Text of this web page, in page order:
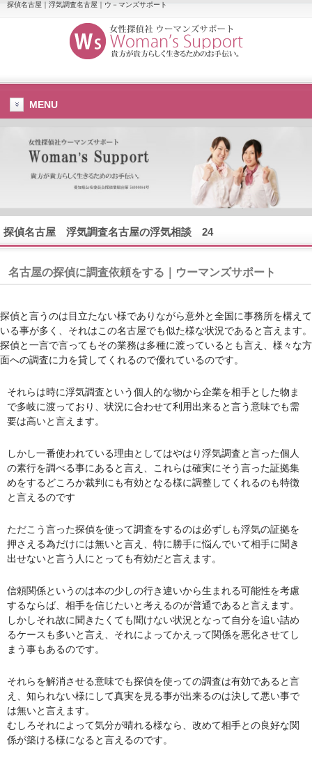
探偵名古屋｜浮気調査名古屋｜ウ－マンズサポート
MENU
探偵名古屋 浮気調査名古屋の浮気相談 24
名古屋の探偵に調査依頼をする｜ウーマンズサポート
探偵と言うのは目立たない様でありながら意外と全国に事務所を構えて
いる事が多く、それはこの名古屋でも似た様な状況であると言えます。
探偵と一言で言ってもその業務は多種に渡っているとも言え、様々な方
面への調査に力を貸してくれるので優れているのです。
それらは時に浮気調査という個人的な物から企業を相手とした物ま
で多岐に渡っており、状況に合わせて利用出来ると言う意味でも需
要は高いと言えます。
しかし一番使われている理由としてはやはり浮気調査と言った個人
の素行を調べる事にあると言え、これらは確実にそう言った証拠集
めをするどころか裁判にも有効となる様に調整してくれるのも特徴
と言えるのです
ただこう言った探偵を使って調査をするのは必ずしも浮気の証拠を
押さえる為だけには無いと言え、特に勝手に悩んでいて相手に聞き
出せないと言う人にとっても有効だと言えます。
信頼関係というのは本の少しの行き違いから生まれる可能性を考慮
するならば、相手を信じたいと考えるのが普通であると言えます。
しかしそれ故に聞きたくても聞けない状況となって自分を追い詰め
るケースも多いと言え、それによってかえって関係を悪化させてし
まう事もあるのです。
それらを解消させる意味でも探偵を使っての調査は有効であると言
え、知られない様にして真実を見る事が出来るのは決して悪い事で
は無いと言えます。
むしろそれによって気分が晴れる様なら、改めて相手との良好な関
係が築ける様になると言えるのです。